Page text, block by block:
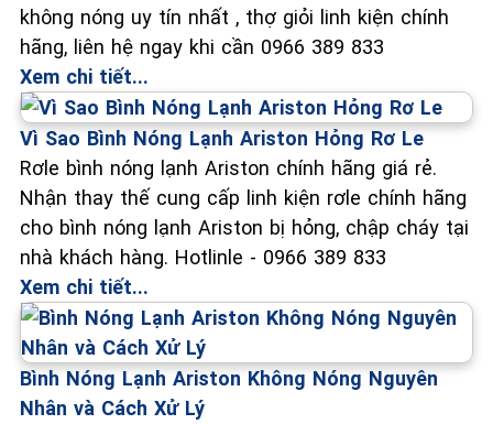
không nóng uy tín nhất , thợ giỏi linh kiện chính
hãng, liên hệ ngay khi cần 0966 389 833
Xem chi tiết...
Vì Sao Bình Nóng Lạnh Ariston Hỏng Rơ Le
Rơle bình nóng lạnh Ariston chính hãng giá rẻ.
Nhận thay thế cung cấp linh kiện rơle chính hãng
cho bình nóng lạnh Ariston bị hỏng, chập cháy tại
nhà khách hàng. Hotlinle - 0966 389 833
Xem chi tiết...
Bình Nóng Lạnh Ariston Không Nóng Nguyên
Nhân và Cách Xử Lý